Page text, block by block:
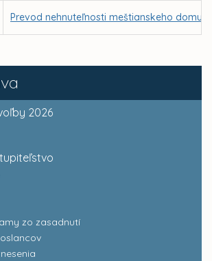
2026
zo zasadnutí
Prevod nehnuteľnosti meštianskeho domu